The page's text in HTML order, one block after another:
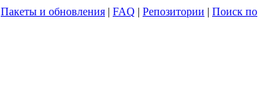
Пакеты и обновления | FAQ | Репозитории | Поиск по